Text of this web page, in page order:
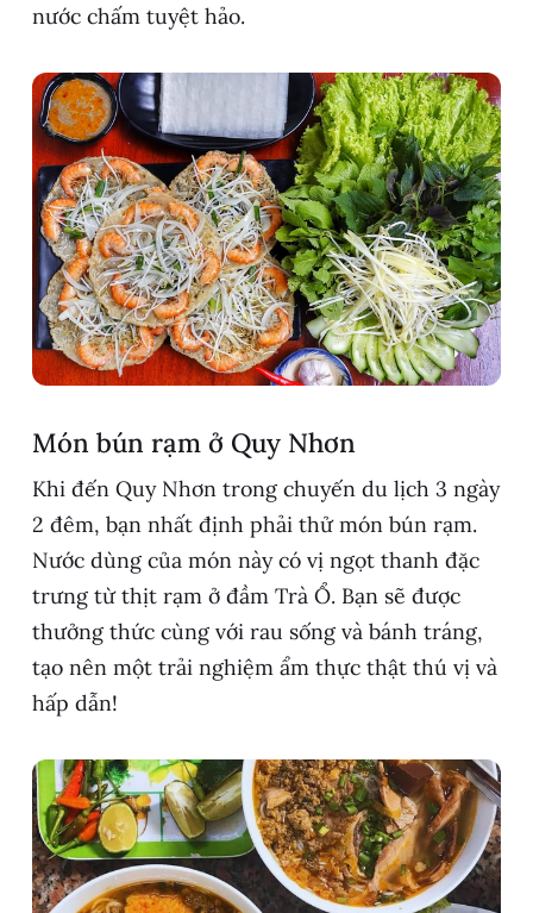
nước chấm tuyệt hảo.
Món bún rạm ở Quy Nhơn
Khi đến Quy Nhơn trong chuyến du lịch 3 ngày
2 đêm, bạn nhất định phải thử món bún rạm.
Nước dùng của món này có vị ngọt thanh đặc
trưng từ thịt rạm ở đầm Trà Ổ. Bạn sẽ được
thưởng thức cùng với rau sống và bánh tráng,
tạo nên một trải nghiệm ẩm thực thật thú vị và
hấp dẫn!